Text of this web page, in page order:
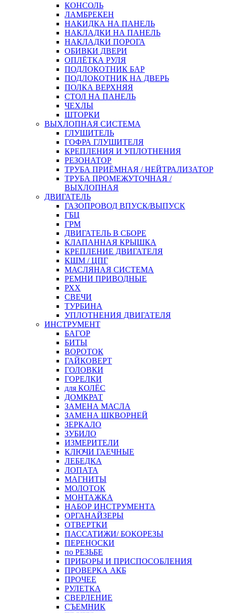
КОНСОЛЬ
ЛАМБРЕКЕН
НАКИДКА НА ПАНЕЛЬ
НАКЛАДКИ НА ПАНЕЛЬ
НАКЛАДКИ ПОРОГА
ОБИВКИ ДВЕРИ
ОПЛЁТКА РУЛЯ
ПОДЛОКОТНИК БАР
ПОДЛОКОТНИК НА ДВЕРЬ
ПОЛКА ВЕРХНЯЯ
СТОЛ НА ПАНЕЛЬ
ЧЕХЛЫ
ШТОРКИ
ВЫХЛОПНАЯ СИСТЕМА
ГЛУШИТЕЛЬ
ГОФРА ГЛУШИТЕЛЯ
КРЕПЛЕНИЯ И УПЛОТНЕНИЯ
РЕЗОНАТОР
ТРУБА ПРИЁМНАЯ / НЕЙТРАЛИЗАТОР
ТРУБА ПРОМЕЖУТОЧНАЯ /
ВЫХЛОПНАЯ
ДВИГАТЕЛЬ
ГАЗОПРОВОД ВПУСК/ВЫПУСК
ГБЦ
ГРМ
ДВИГАТЕЛЬ В СБОРЕ
КЛАПАННАЯ КРЫШКА
КРЕПЛЕНИЕ ДВИГАТЕЛЯ
КШМ / ЦПГ
МАСЛЯНАЯ СИСТЕМА
РЕМНИ ПРИВОДНЫЕ
РХХ
СВЕЧИ
ТУРБИНА
УПЛОТНЕНИЯ ДВИГАТЕЛЯ
ИНСТРУМЕНТ
БАГОР
БИТЫ
ВОРОТОК
ГАЙКОВЕРТ
ГОЛОВКИ
ГОРЕЛКИ
для КОЛЁС
ДОМКРАТ
ЗАМЕНА МАСЛА
ЗАМЕНА ШКВОРНЕЙ
ЗЕРКАЛО
ЗУБИЛО
ИЗМЕРИТЕЛИ
КЛЮЧИ ГАЕЧНЫЕ
ЛЕБЕДКА
ЛОПАТА
МАГНИТЫ
МОЛОТОК
МОНТАЖКА
НАБОР ИНСТРУМЕНТА
ОРГАНАЙЗЕРЫ
ОТВЕРТКИ
ПАССАТИЖИ/ БОКОРЕЗЫ
ПЕРЕНОСКИ
по РЕЗЬБЕ
ПРИБОРЫ И ПРИСПОСОБЛЕНИЯ
ПРОВЕРКА АКБ
ПРОЧЕЕ
РУЛЕТКА
СВЕРЛЕНИЕ
СЪЕМНИК